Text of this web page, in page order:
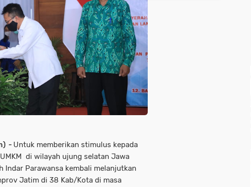
- Untuk memberikan stimulus kepada
di wilayah ujung selatan Jawa
Indar Parawansa kembali melanjutkan
Jatim di 38 Kab/Kota di masa